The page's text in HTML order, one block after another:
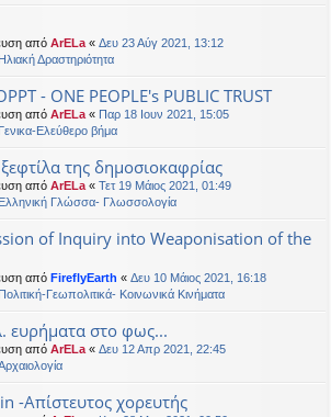
από ArELa « Δευ 23 Αύγ 2021, 13:12
Ηλιακή Δραστηριότητα
- ONE PEOPLE's PUBLIC TRUST
από ArELa « Παρ 18 Ιουν 2021, 15:05
Γενικα-Ελεύθερο βήμα
της δημοσιοκαφρίας
από ArELa « Τετ 19 Μάιος 2021, 01:49
Ελληνική Γλώσσα- Γλωσσολογία
of Inquiry into Weaponisation of the
από FireflyEarth « Δευ 10 Μάιος 2021, 16:18
Πολιτική-Γεωπολιτικά- Κοινωνικά Κινήματα
ευρήματα στο φως...
από ArELa « Δευ 12 Απρ 2021, 22:45
-Απίστευτος χορευτής